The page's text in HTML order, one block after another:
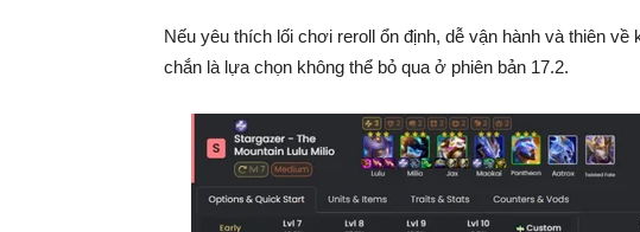
Nếu yêu thích lối chơi reroll ổn định, dễ vận hành và thiên về
chắn là lựa chọn không thể bỏ qua ở phiên bản 17.2.